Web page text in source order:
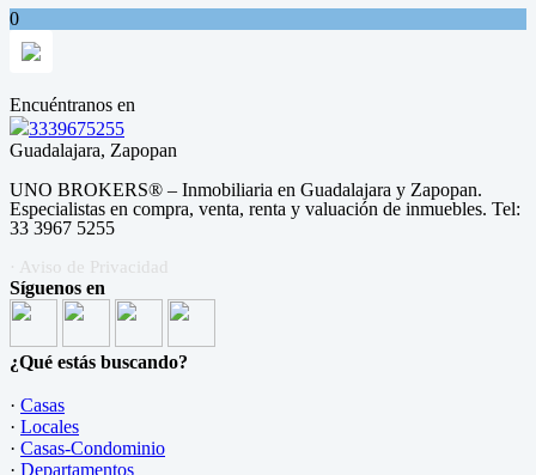
0
Encuéntranos en
3339675255
Guadalajara, Zapopan
UNO BROKERS® – Inmobiliaria en Guadalajara y Zapopan.
Especialistas en compra, venta, renta y valuación de inmuebles. Tel:
33 3967 5255
· Aviso de Privacidad
Síguenos en
¿Qué estás buscando?
· Casas
· Locales
· Casas-Condominio
· Departamentos